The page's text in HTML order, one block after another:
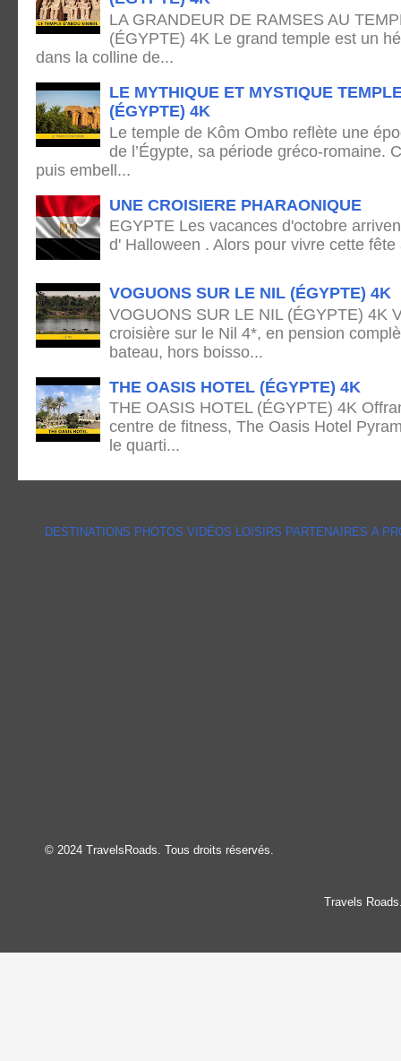
LA GRANDEUR DE RAMSES AU
(ÉGYPTE) 4K Le grand temple est un
dans la colline de...
LE MYTHIQUE ET MYSTIQUE
(ÉGYPTE) 4K
Le temple de Kôm Ombo reflète une
de l’Égypte, sa période gréco-romaine.
puis embell...
UNE CROISIERE PHARAONIQUE
EGYPTE Les vacances d'octobre
d' Halloween . Alors pour vivre cette
VOGUONS SUR LE NIL (ÉGYPTE) 4K
VOGUONS SUR LE NIL (ÉGYPTE) 4K
croisière sur le Nil 4*, en pension
bateau, hors boisso...
THE OASIS HOTEL (ÉGYPTE) 4K
THE OASIS HOTEL (ÉGYPTE) 4K
centre de fitness, The Oasis Hotel
le quarti...
DESTINATIONS PHOTOS VIDÉOS LOISIRS PARTENAIRES A
© 2024 TravelsRoads. Tous droits réservés.
Travels